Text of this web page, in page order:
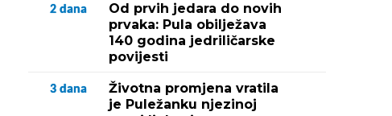
2 dana
Od prvih jedara do novih
prvaka: Pula obilježava
140 godina jedriličarske
povijesti
3 dana
Životna promjena vratila
je Puležanku njezinoj